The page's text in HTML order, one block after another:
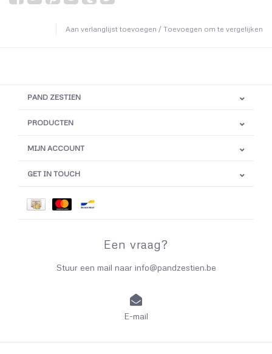
Aan verlanglijst toevoegen / Toevoegen om te vergelijken
PAND ZESTIEN
PRODUCTEN
MIJN ACCOUNT
GET IN TOUCH
Een vraag?
Stuur een mail naar info@pandzestien.be
E-mail